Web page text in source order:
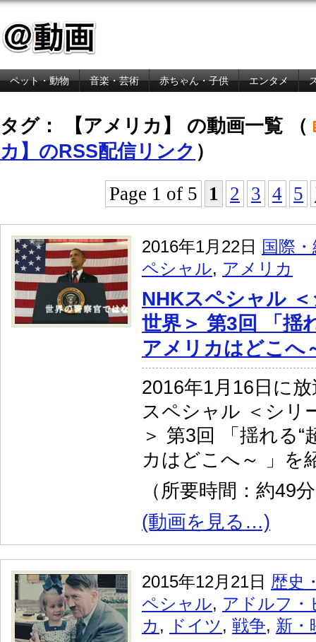
ペット・動物 音楽・芸術 赤ちゃん・子供 エンタメ
タグ： 【アメリカ】 の動画一覧 （
カ】のRSS配信リンク ）
Page 1 of 5
1 2 3 4 5
2016年1月22日 国際
ペシャル, アメリカ
NHKスペシャル
世界＞ 第3回 「揺
アメリカはどこへ
2016年1月16日に
スペシャル ＜シリ
＞ 第3回 「揺れる“
カはどこへ～ 」を
（所要時間：約49
(動画を見る…)
2015年12月21日 歴史
ペシャル, アドルフ・
カ , ドイツ, 戦争, 新・